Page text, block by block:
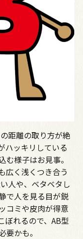
距離の取り方が絶
ハッキリしている
様子はお見事。
広く浅くつき合う
人や、ベタベタし
で人を見る目が鋭
コミや皮肉が得意
ぼれるので、AB型
かも。